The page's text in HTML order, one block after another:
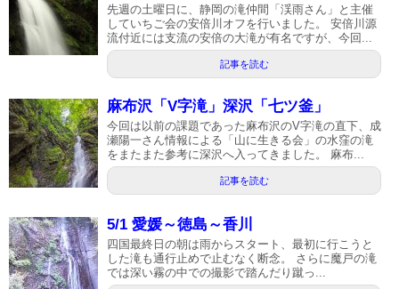
先週の土曜日に、静岡の滝仲間「渓雨さん」と主催
していちご会の安倍川オフを行いました。 安倍川源
流付近には支流の安倍の大滝が有名ですが、今回...
記事を読む
麻布沢「V字滝」深沢「七ツ釜」
今回は以前の課題であった麻布沢のV字滝の直下、成
瀬陽一さん情報による「山に生きる会」の水窪の滝
をまたまた参考に深沢へ入ってきました。 麻布...
記事を読む
5/1 愛媛～徳島～香川
四国最終日の朝は雨からスタート、最初に行こうと
した滝も通行止めで止むなく断念。 さらに魔戸の滝
では深い霧の中での撮影で踏んだり蹴っ...